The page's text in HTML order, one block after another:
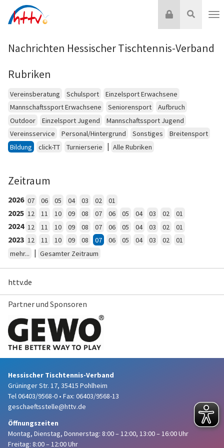
Inhalt
Suche
Login
Nachrichten Hessischer Tischtennis-Verband
Rubriken
Vereinsberatung Schulsport
Einzelsport Erwachsene
Mannschaftssport Erwachsene
Seniorensport
Aufbruch
Outdoor
Einzelsport Jugend
Mannschaftssport Jugend
Vereinsservice
Personal/Hintergrund Sonstiges
Breitensport
Bildung
click-TT Turnierserie | Alle Rubriken
Zeitraum
2026 07 06 05 04 03 02 01
2025 12 11 10 09 08 07 06 05 04 03 02 01
2024 12 11 10 09 08 07 06 05 04 03 02 01
2023 12 11 10 09 08 07 06 05 04 03 02
01
mehr...
| Gesamter Zeitraum
httv.de
Partner und Sponsoren
Hessischer Tischtennis-Verband
Grüninger Str. 17, 35415 Pohlheim
Tel 06403/9568-0 • Fax: 06403/9568-13
geschaeftsstelle@httv.de
Öffnungszeiten
Montag, Dienstag, Donnerstag: 8:00 – 12:00, 13:00 – 16:00 Uhr
Freitag: 8:00 – 12:00 Uhr